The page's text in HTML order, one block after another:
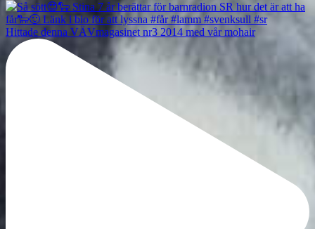
Hittade denna VÄVmagasinet nr3 2014 med vår mohair